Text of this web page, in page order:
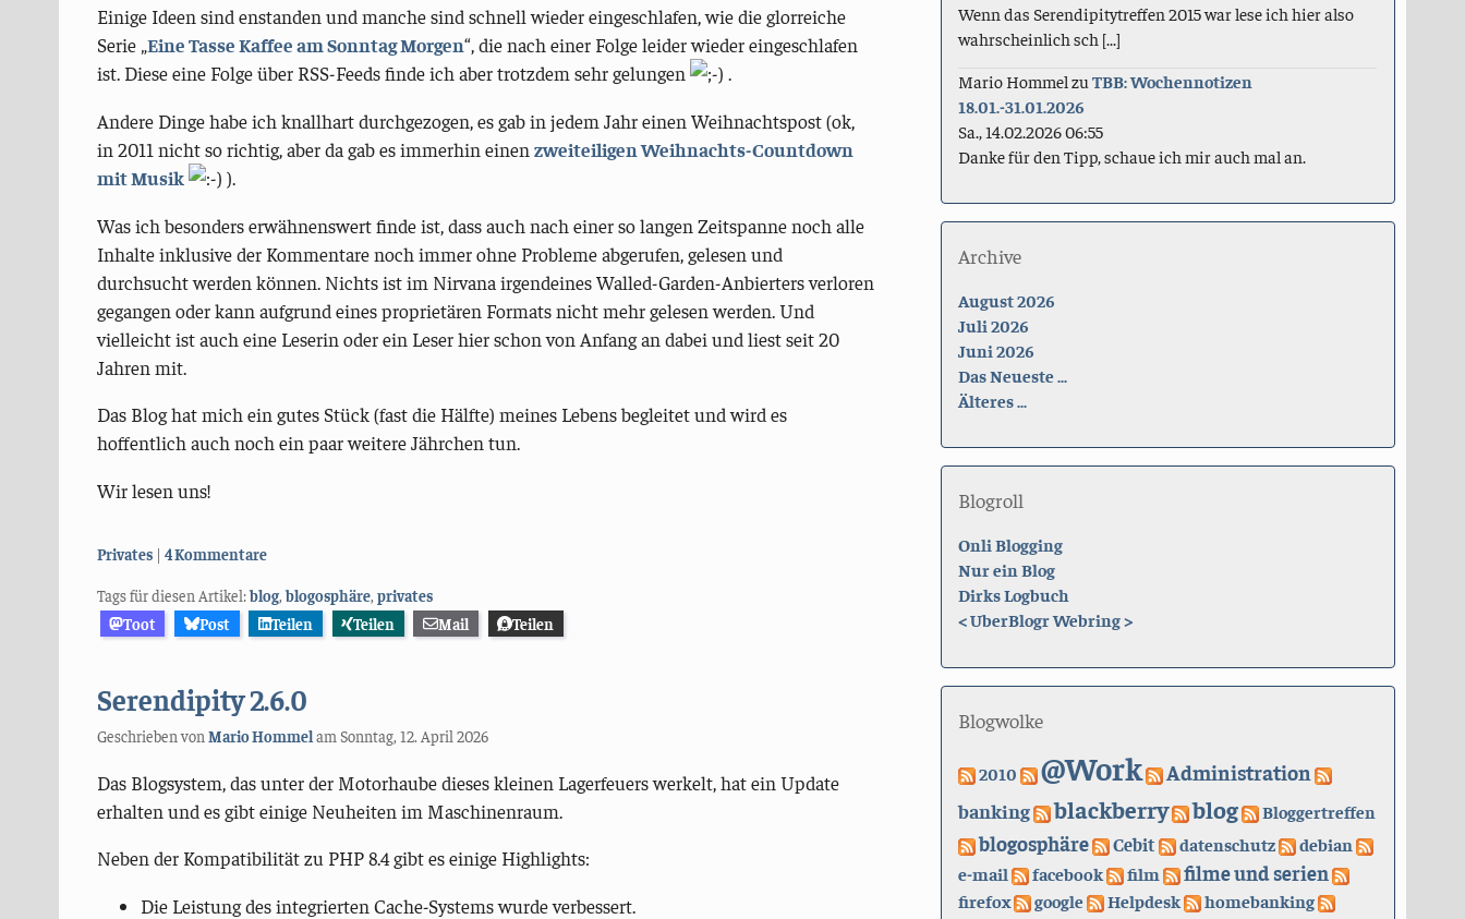
Einige Ideen sind enstanden und manche sind schnell wieder eingeschlafen, wie die glorreiche
Serie „Eine Tasse Kaffee am Sonntag Morgen“, die nach einer Folge leider wieder eingeschlafen
ist. Diese eine Folge über RSS-Feeds finde ich aber trotzdem sehr gelungen
.
Andere Dinge habe ich knallhart durchgezogen, es gab in jedem Jahr einen Weihnachtspost (ok,
in 2011 nicht so richtig, aber da gab es immerhin einen zweiteiligen Weihnachts-Countdown
mit Musik
).
Was ich besonders erwähnenswert finde ist, dass auch nach einer so langen Zeitspanne noch alle
Inhalte inklusive der Kommentare noch immer ohne Probleme abgerufen, gelesen und
durchsucht werden können. Nichts ist im Nirvana irgendeines Walled-Garden-Anbierters verloren
gegangen oder kann aufgrund eines proprietären Formats nicht mehr gelesen werden. Und
vielleicht ist auch eine Leserin oder ein Leser hier schon von Anfang an dabei und liest seit 20
Jahren mit.
Das Blog hat mich ein gutes Stück (fast die Hälfte) meines Lebens begleitet und wird es
hoffentlich auch noch ein paar weitere Jährchen tun.
Wir lesen uns!
Kategorien:
Privates 4 Kommentare
Tags für diesen Artikel:blog,blogosphäre, privates
Toot
Post Teilen Teilen Mail Teilen
Serendipity 2.6.0
Geschrieben von Mario Hommelam Sonntag, 12. April 2026
Das Blogsystem, das unter der Motorhaube dieses kleinen Lagerfeuers werkelt, hat ein Update
erhalten und es gibt einige Neuheiten im Maschinenraum.
Neben der Kompatibilität zu PHP 8.4 gibt es einige Highlights:
Die Leistung des integrierten Cache-Systems wurde verbessert.
Wenn das Serendipitytreffen 2015 war lese ich hier also
wahrscheinlich sch [...]
Mario Hommel zuTBB: Wochennotizen
18.01.-31.01.2026
Sa., 14.02.2026 06:55
Danke für den Tipp, schaue ich mir auch mal an.
Archive
August 2026
Juli 2026
Juni 2026
Das Neueste ...
Älteres ...
Blogroll
Onli Blogging
Nur ein Blog
Dirks Logbuch
<UberBlogr Webring>
Blogwolke
2010 @Work Administration
banking blackberry blog Bloggertreffen
blogosphäre Cebit datenschutz
debian
e-mail
facebook film filme und serien
firefox google Helpdesk homebanking